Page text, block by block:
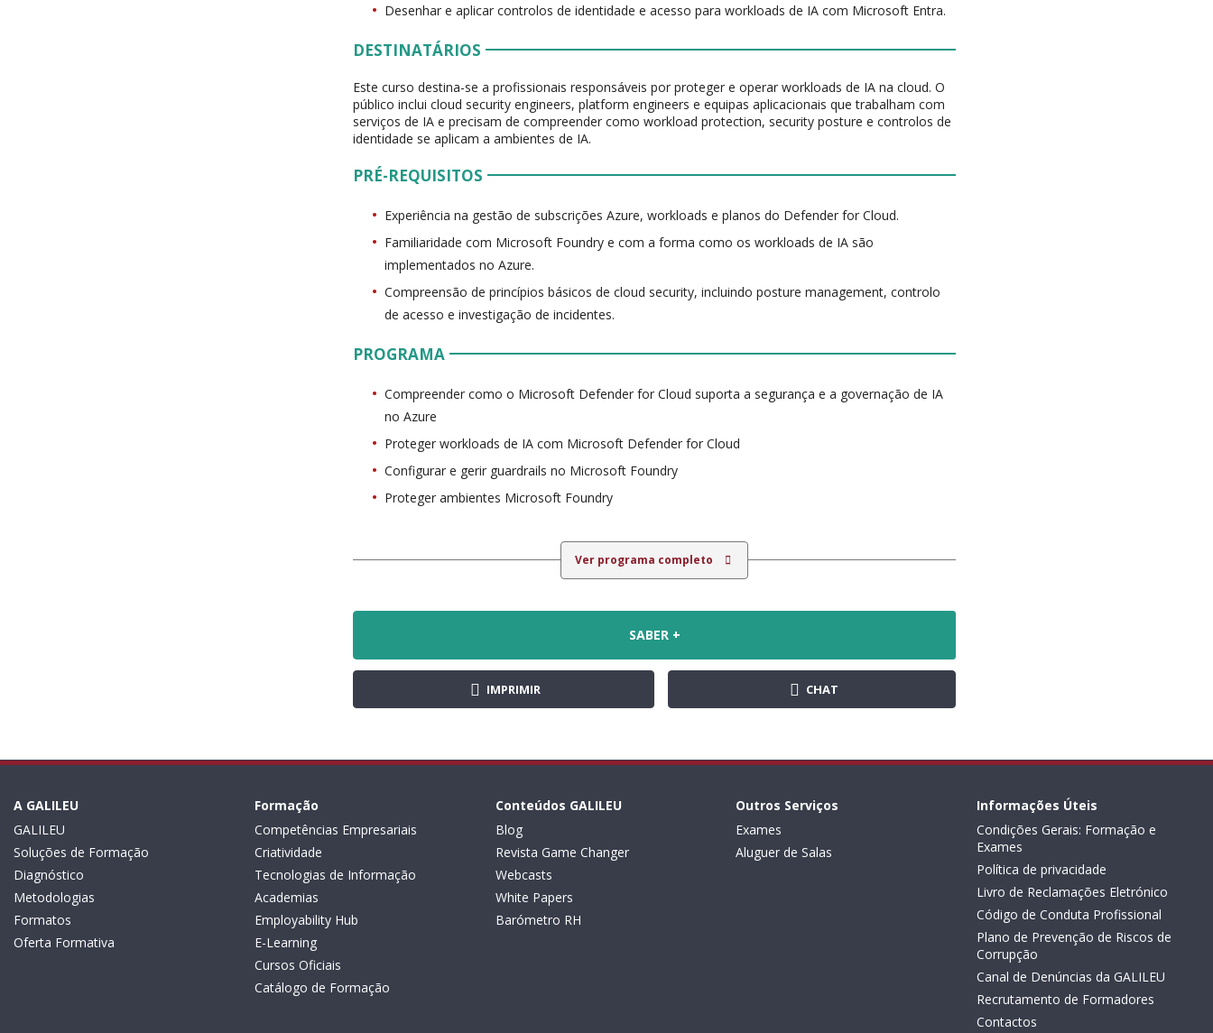
Desenhar e aplicar controlos de identidade e acesso para workloads de IA com Microsoft Entra.
DESTINATÁRIOS
Este curso destina-se a profissionais responsáveis por proteger e operar workloads de IA na cloud. O
público inclui cloud security engineers, platform engineers e equipas aplicacionais que trabalham com
serviços de IA e precisam de compreender como workload protection, security posture e controlos de
identidade se aplicam a ambientes de IA.
PRÉ-REQUISITOS
Experiência na gestão de subscrições Azure, workloads e planos do Defender for Cloud.
Familiaridade com Microsoft Foundry e com a forma como os workloads de IA são
implementados no Azure.
Compreensão de princípios básicos de cloud security, incluindo posture management, controlo
de acesso e investigação de incidentes.
PROGRAMA
Compreender como o Microsoft Defender for Cloud suporta a segurança e a governação de IA
no Azure
Proteger workloads de IA com Microsoft Defender for Cloud
Configurar e gerir guardrails no Microsoft Foundry
Proteger ambientes Microsoft Foundry
Ver programa completo
SABER +
IMPRIMIR CHAT
A GALILEU
GALILEU
Soluções de Formação
Diagnóstico
Metodologias
Formatos
Oferta Formativa
Formação
Competências Empresariais
Criatividade
Tecnologias de Informação
Academias
Employability Hub
E-Learning
Cursos Oficiais
Catálogo de Formação
Conteúdos GALILEU
Blog
Revista Game Changer
Webcasts
White Papers
Barómetro RH
Outros Serviços
Exames
Aluguer de Salas
Informações Úteis
Condições Gerais: Formação e
Exames
Política de privacidade
Livro de Reclamações Eletrónico
Código de Conduta Profissional
Plano de Prevenção de Riscos de
Corrupção
Canal de Denúncias da GALILEU
Recrutamento de Formadores
Contactos